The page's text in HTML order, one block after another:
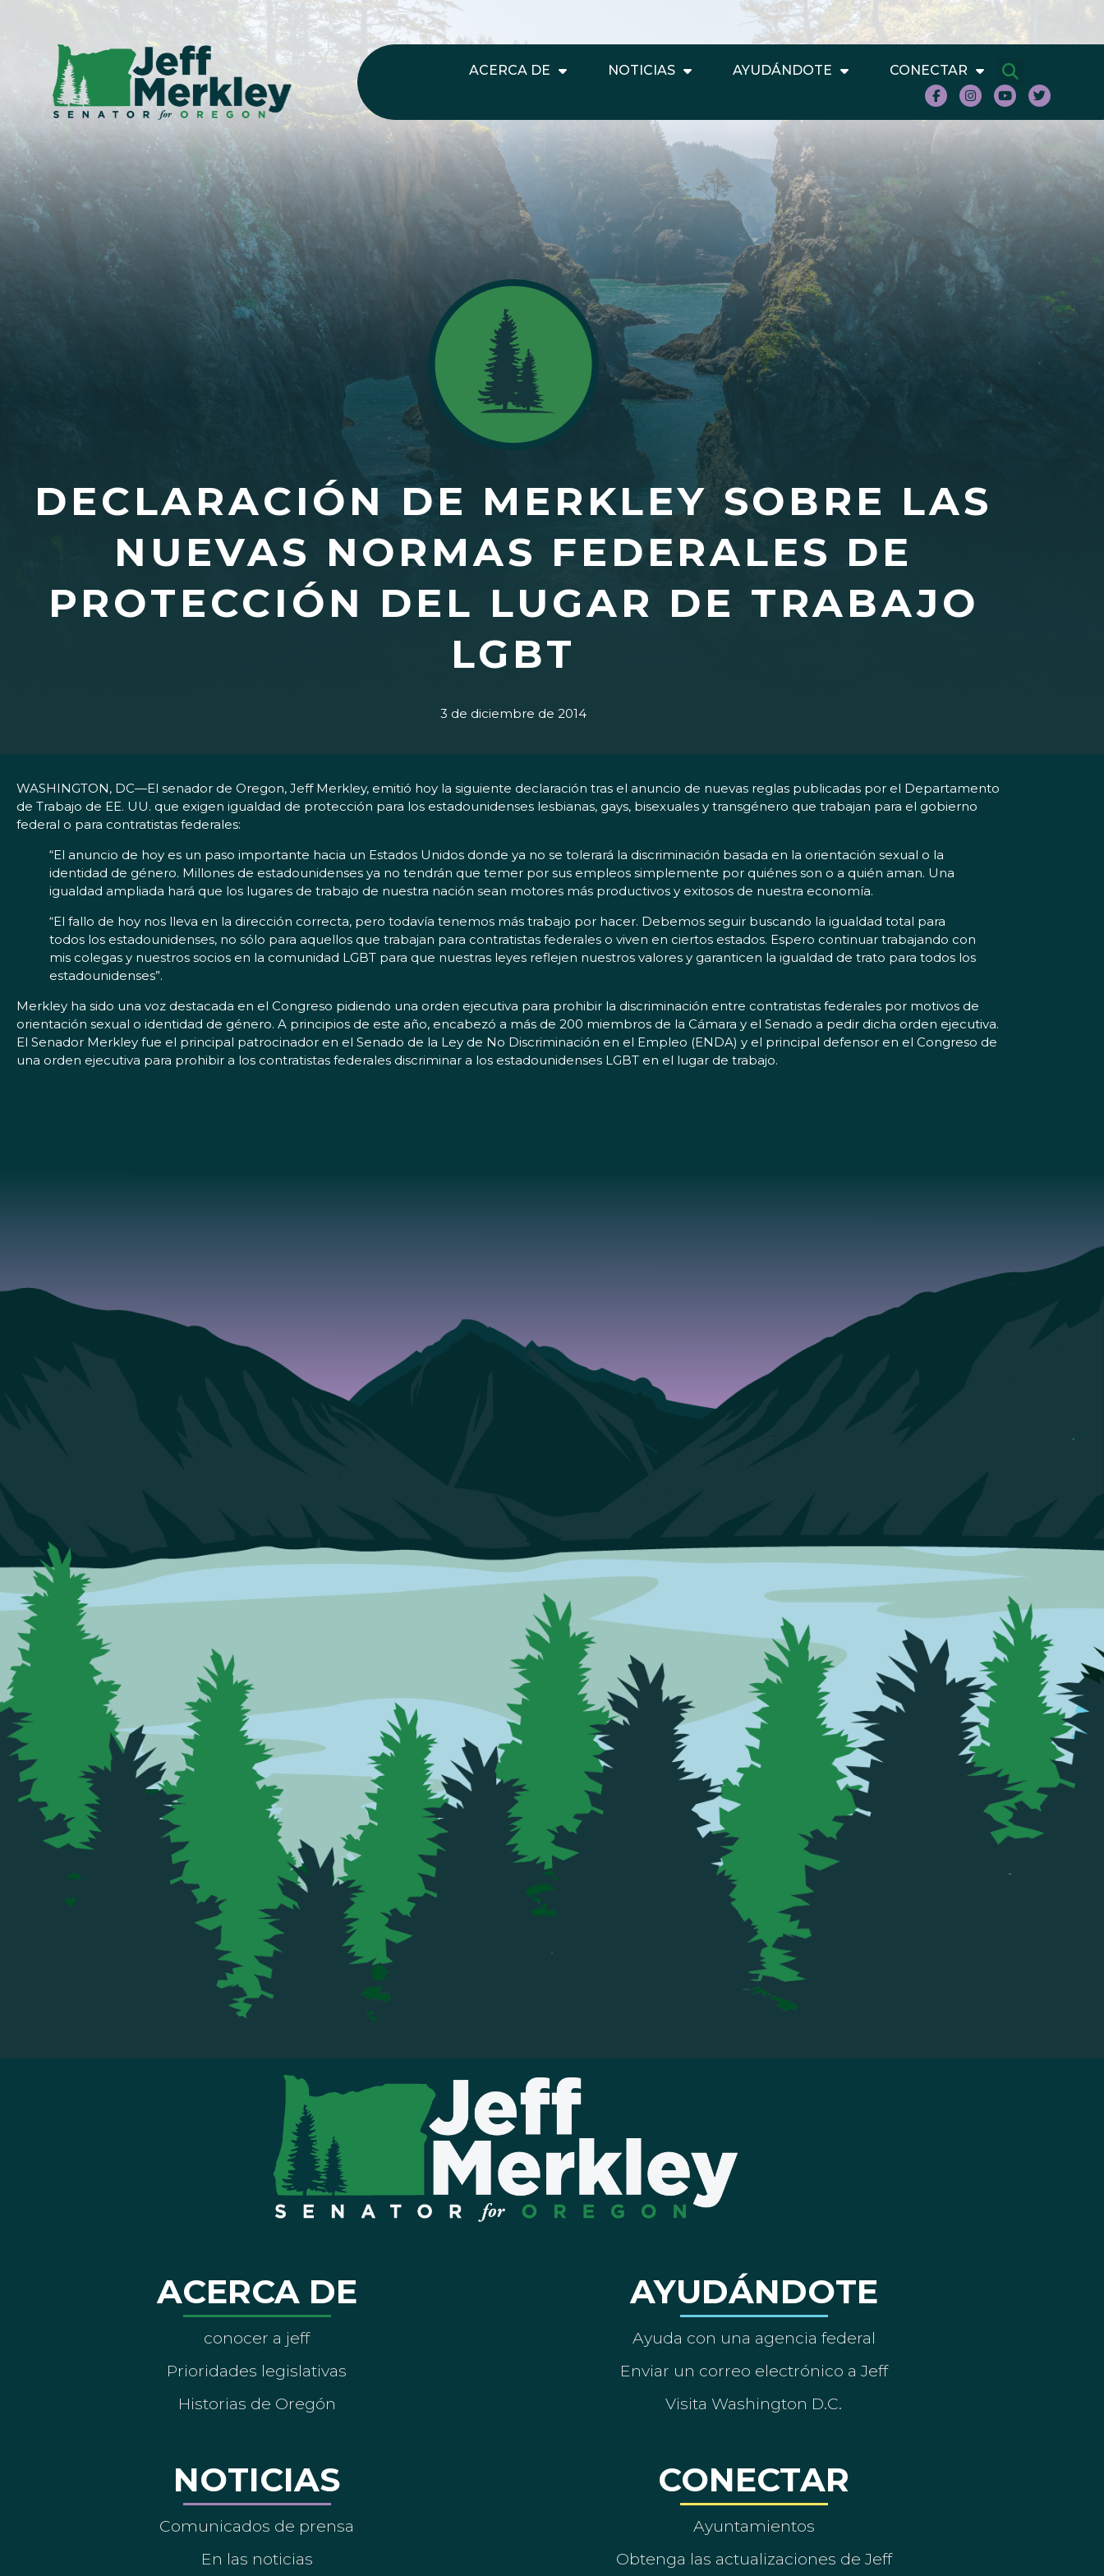
ACERCA DE NOTICIAS AYUDÁNDOTE CONECTAR
DECLARACIÓN DE MERKLEY SOBRE LAS
NUEVAS NORMAS FEDERALES DE
PROTECCIÓN DEL LUGAR DE TRABAJO
LGBT
3 de diciembre de 2014
WASHINGTON, DC—El senador de Oregon, Jeff Merkley, emitió hoy la siguiente declaración tras el anuncio de nuevas reglas publicadas por el Departamento
de Trabajo de EE. UU. que exigen igualdad de protección para los estadounidenses lesbianas, gays, bisexuales y transgénero que trabajan para el gobierno
federal o para contratistas federales:
“El anuncio de hoy es un paso importante hacia un Estados Unidos donde ya no se tolerará la discriminación basada en la orientación sexual o la
identidad de género. Millones de estadounidenses ya no tendrán que temer por sus empleos simplemente por quiénes son o a quién aman. Una
igualdad ampliada hará que los lugares de trabajo de nuestra nación sean motores más productivos y exitosos de nuestra economía.
“El fallo de hoy nos lleva en la dirección correcta, pero todavía tenemos más trabajo por hacer. Debemos seguir buscando la igualdad total para
todos los estadounidenses, no sólo para aquellos que trabajan para contratistas federales o viven en ciertos estados. Espero continuar trabajando con
mis colegas y nuestros socios en la comunidad LGBT para que nuestras leyes reflejen nuestros valores y garanticen la igualdad de trato para todos los
estadounidenses”.
Merkley ha sido una voz destacada en el Congreso pidiendo una orden ejecutiva para prohibir la discriminación entre contratistas federales por motivos de
orientación sexual o identidad de género. A principios de este año, encabezó a más de 200 miembros de la Cámara y el Senado a pedir dicha orden ejecutiva.
El Senador Merkley fue el principal patrocinador en el Senado de la Ley de No Discriminación en el Empleo (ENDA) y el principal defensor en el Congreso de
una orden ejecutiva para prohibir a los contratistas federales discriminar a los estadounidenses LGBT en el lugar de trabajo.
ACERCA DE
conocer a jeff
Prioridades legislativas
Historias de Oregón
NOTICIAS
Comunicados de prensa
En las noticias
AYUDÁNDOTE
Ayuda con una agencia federal
Enviar un correo electrónico a Jeff
Visita Washington D.C.
CONECTAR
Ayuntamientos
Obtenga las actualizaciones de Jeff